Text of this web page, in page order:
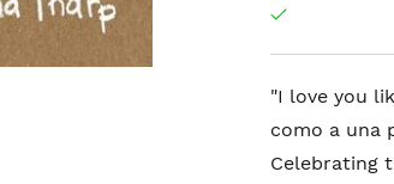
"I love you
como a una
Celebrating